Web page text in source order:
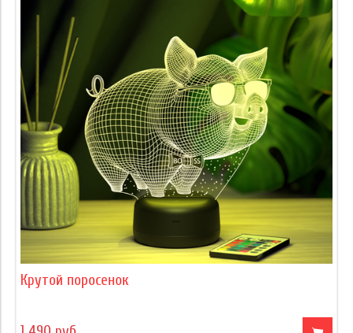
Крутой поросенок